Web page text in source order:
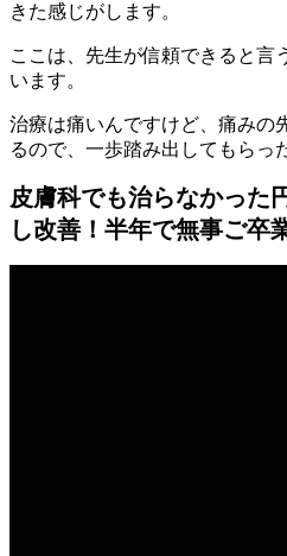
きた感じがします。
ここは、先生が信頼できると言
います。
治療は痛いんですけど、痛みの
るので、一歩踏み出してもらっ
皮膚科でも治らなかった
し改善！半年で無事ご卒